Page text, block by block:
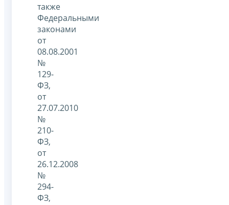
также
Федеральными
законами
от
08.08.2001
№
129-
ФЗ,
от
27.07.2010
№
210-
ФЗ,
от
26.12.2008
№
294-
ФЗ,